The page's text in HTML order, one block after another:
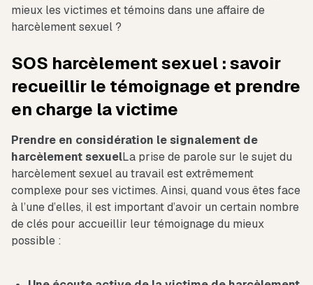
mieux les victimes et témoins dans une affaire de
harcèlement sexuel ?
SOS harcèlement sexuel : savoir
recueillir le témoignage et prendre
en charge la victime
Prendre en considération le signalement de
harcèlement sexuelLa prise de parole sur le sujet du
harcèlement sexuel au travail est extrêmement
complexe pour ses victimes. Ainsi, quand vous êtes face
à l’une d’elles, il est important d’avoir un certain nombre
de clés pour accueillir leur témoignage du mieux
possible :